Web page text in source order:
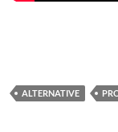
ALTERNATIVE